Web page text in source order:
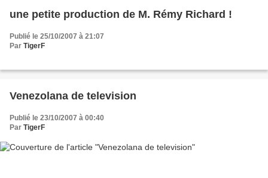
une petite production de M. Rémy Richard !
Publié le 25/10/2007 à 21:07
Par TigerF
Venezolana de television
Publié le 23/10/2007 à 00:40
Par TigerF